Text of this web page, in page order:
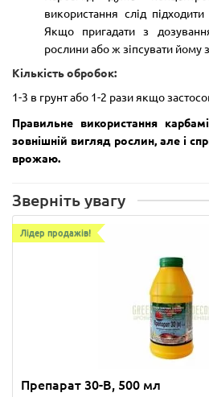
використання слід
Якщо пригадати з
рослини або ж зіпсувати йому
Кількість обробок:
1-3 в грунт або 1-2 рази якщо
Правильне використання
зовнішній вигляд рослин, але і
врожаю.
Зверніть увагу
Лідер продажів!
Препарат 30-В, 500 мл